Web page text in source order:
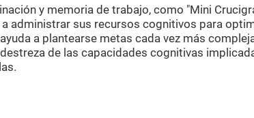
y memoria de trabajo, como "Mini
a administrar sus recursos cognitivos para
a plantearse metas cada vez más
de las capacidades cognitivas